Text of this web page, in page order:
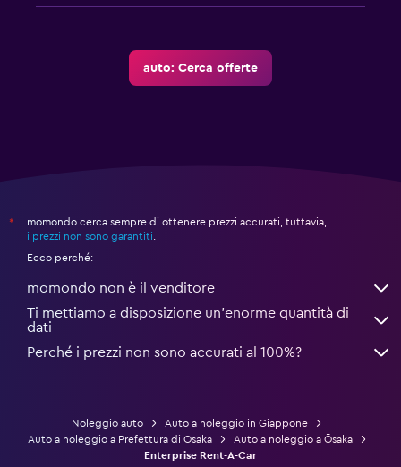
auto: Cerca offerte
*
momondo cerca sempre di ottenere prezzi accurati, tuttavia,
i prezzi non sono garantiti.
Ecco perché:
momondo non è il venditore
Ti mettiamo a disposizione un’enorme quantità di
dati
Perché i prezzi non sono accurati al 100%?
Noleggio auto
Auto a noleggio in Giappone
Auto a noleggio a Prefettura di Osaka
Auto a noleggio a Ōsaka
Enterprise Rent-A-Car